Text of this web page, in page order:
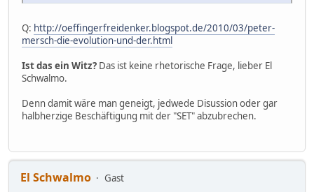
Q: http://oeffingerfreidenker.blogspot.de/2010/03/peter-
mersch-die-evolution-und-der.html
Ist das ein Witz? Das ist keine rhetorische Frage, lieber El
Schwalmo.
Denn damit wäre man geneigt, jedwede Disussion oder gar
halbherzige Beschäftigung mit der "SET" abzubrechen.
El Schwalmo
Gast